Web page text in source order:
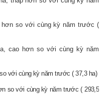
hơn so với cùng kỳ nămtrước (
cao hơn so với cùng kỳ năm
với cùng kỳ nămtrước ( 37,3 ha)
so với cùng kỳ nămtrước ( 293,5